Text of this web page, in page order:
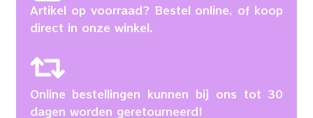
Artikel op voorraad? Bestel online, of koop
direct in onze winkel.
Online bestellingen kunnen bij ons tot 30
dagen worden geretourneerd!